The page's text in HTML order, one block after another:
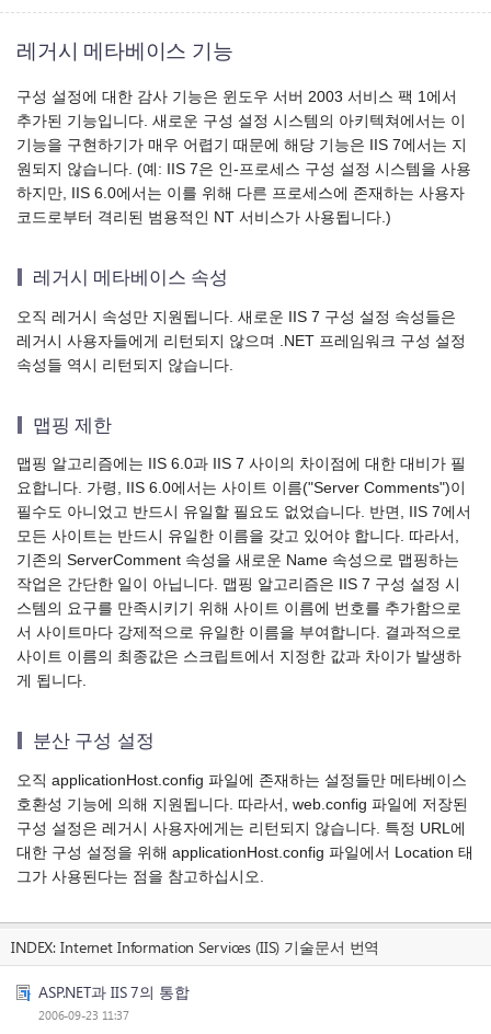
레거시 메타베이스 기능
구성 설정에 대한 감사 기능은 윈도우 서버 2003 서비스 팩 1에서
추가된 기능입니다. 새로운 구성 설정 시스템의 아키텍쳐에서는 이
기능을 구현하기가 매우 어렵기 때문에 해당 기능은 IIS 7에서는 지
원되지 않습니다. (예: IIS 7은 인-프로세스 구성 설정 시스템을 사용
하지만, IIS 6.0에서는 이를 위해 다른 프로세스에 존재하는 사용자
코드로부터 격리된 범용적인 NT 서비스가 사용됩니다.)
레거시 메타베이스 속성
오직 레거시 속성만 지원됩니다. 새로운 IIS 7 구성 설정 속성들은
레거시 사용자들에게 리턴되지 않으며 .NET 프레임워크 구성 설정
속성들 역시 리턴되지 않습니다.
맵핑 제한
맵핑 알고리즘에는 IIS 6.0과 IIS 7 사이의 차이점에 대한 대비가 필
요합니다. 가령, IIS 6.0에서는 사이트 이름("Server Comments")이
필수도 아니었고 반드시 유일할 필요도 없었습니다. 반면, IIS 7에서
모든 사이트는 반드시 유일한 이름을 갖고 있어야 합니다. 따라서,
기존의 ServerComment 속성을 새로운 Name 속성으로 맵핑하는
작업은 간단한 일이 아닙니다. 맵핑 알고리즘은 IIS 7 구성 설정 시
스템의 요구를 만족시키기 위해 사이트 이름에 번호를 추가함으로
서 사이트마다 강제적으로 유일한 이름을 부여합니다. 결과적으로
사이트 이름의 최종값은 스크립트에서 지정한 값과 차이가 발생하
게 됩니다.
분산 구성 설정
오직 applicationHost.config 파일에 존재하는 설정들만 메타베이스
호환성 기능에 의해 지원됩니다. 따라서, web.config 파일에 저장된
구성 설정은 레거시 사용자에게는 리턴되지 않습니다. 특정 URL에
대한 구성 설정을 위해 applicationHost.config 파일에서 Location 태
그가 사용된다는 점을 참고하십시오.
INDEX:Internet Information Services (IIS) 기술문서 번역
ASP.NET과 IIS 7의 통합
2006-09-23 11:37